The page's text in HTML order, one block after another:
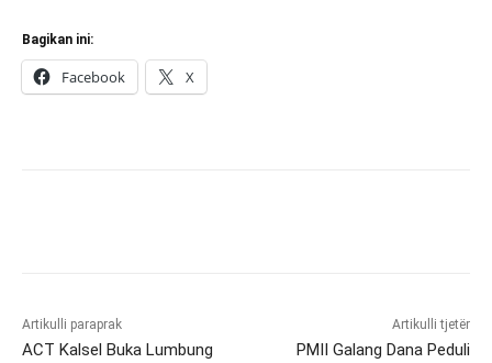
Bagikan ini:
Facebook X
Artikulli paraprak
ACT Kalsel Buka Lumbung
Artikulli tjetër
PMII Galang Dana Peduli